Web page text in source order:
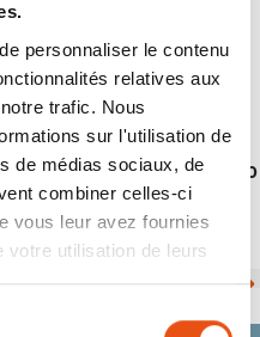
personnaliser le contenu
relatives aux
trafic. Nous
sur l'utilisation de
de médias sociaux, de
combiner celles-ci
vous leur avez fournies
votre utilisation de leurs
€3,50